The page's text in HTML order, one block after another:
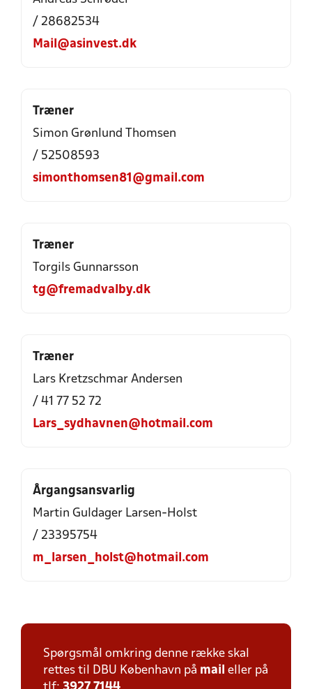
/ 28682534
Mail@asinvest.dk
Træner
Simon Grønlund Thomsen
/ 52508593
simonthomsen81@gmail.com
Træner
Torgils Gunnarsson
tg@fremadvalby.dk
Træner
Lars Kretzschmar Andersen
/ 41 77 52 72
Lars_sydhavnen@hotmail.com
Årgangsansvarlig
Martin Guldager Larsen-Holst
/ 23395754
m_larsen_holst@hotmail.com
Spørgsmål omkring denne række skal
rettes til DBU København på mail eller på